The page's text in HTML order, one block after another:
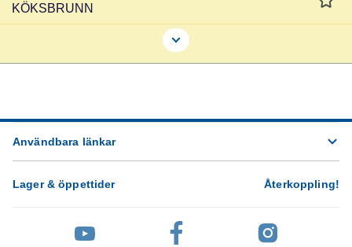
KÖKSBRUNN
Användbara länkar
Lager & öppettider Återkoppling!